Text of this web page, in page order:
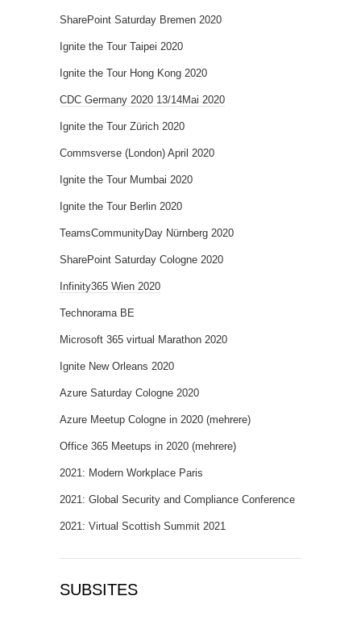
SharePoint Saturday Bremen 2020
Ignite the Tour Taipei 2020
Ignite the Tour Hong Kong 2020
CDC Germany 2020 13/14Mai 2020
Ignite the Tour Zürich 2020
Commsverse (London) April 2020
Ignite the Tour Mumbai 2020
Ignite the Tour Berlin 2020
TeamsCommunityDay Nürnberg 2020
SharePoint Saturday Cologne 2020
Infinity365 Wien 2020
Technorama BE
Microsoft 365 virtual Marathon 2020
Ignite New Orleans 2020
Azure Saturday Cologne 2020
Azure Meetup Cologne in 2020 (mehrere)
Office 365 Meetups in 2020 (mehrere)
2021: Modern Workplace Paris
2021: Global Security and Compliance Conference
2021: Virtual Scottish Summit 2021
SUBSITES